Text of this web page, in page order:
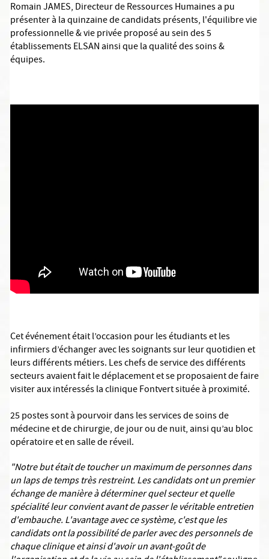
Romain JAMES, Directeur de Ressources Humaines a pu
présenter à la quinzaine de candidats présents, l'équilibre vie
professionnelle & vie privée proposé au sein des 5
établissements ELSAN ainsi que la qualité des soins &
équipes.
Cet événement était l’occasion pour les étudiants et les
infirmiers d’échanger avec les soignants sur leur quotidien et
leurs différents métiers. Les chefs de service des différents
secteurs avaient fait le déplacement et se proposaient de faire
visiter aux intéressés la clinique Fontvert située à proximité.
25 postes sont à pourvoir dans les services de soins de
médecine et de chirurgie, de jour ou de nuit, ainsi qu’au bloc
opératoire et en salle de réveil.
"Notre but était de toucher un maximum de personnes dans
un laps de temps très restreint. Les candidats ont un premier
échange de manière à déterminer quel secteur et quelle
spécialité leur convient avant de passer le véritable entretien
d'embauche. L'avantage avec ce système, c'est que les
candidats ont la possibilité de parler avec des personnels de
chaque clinique et ainsi d'avoir un avant-goût de